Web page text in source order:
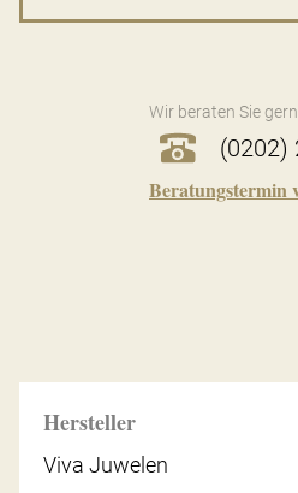
Wir beraten Sie
(0202)
Beratungstermin
Hersteller
Viva Juwelen